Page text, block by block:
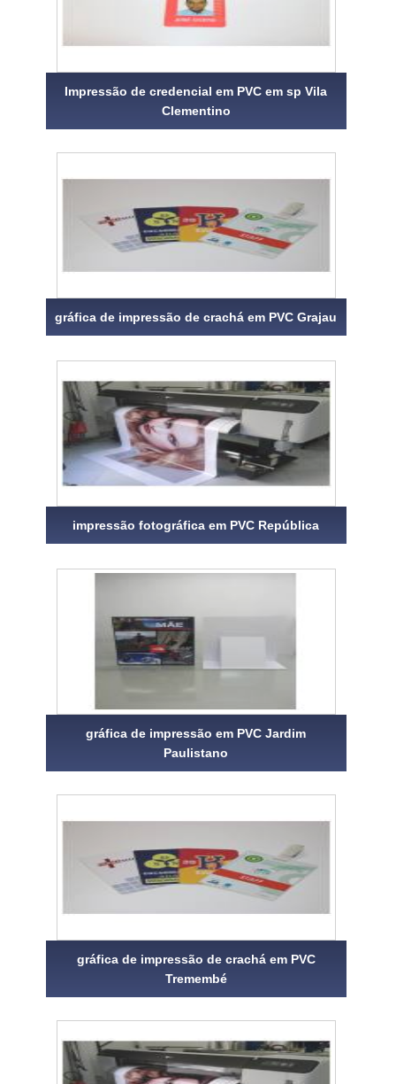
Impressão de credencial em PVC em sp Vila
Clementino
gráfica de impressão de crachá em PVC Grajau
impressão fotográfica em PVC República
gráfica de impressão em PVC Jardim
Paulistano
gráfica de impressão de crachá em PVC
Tremembé